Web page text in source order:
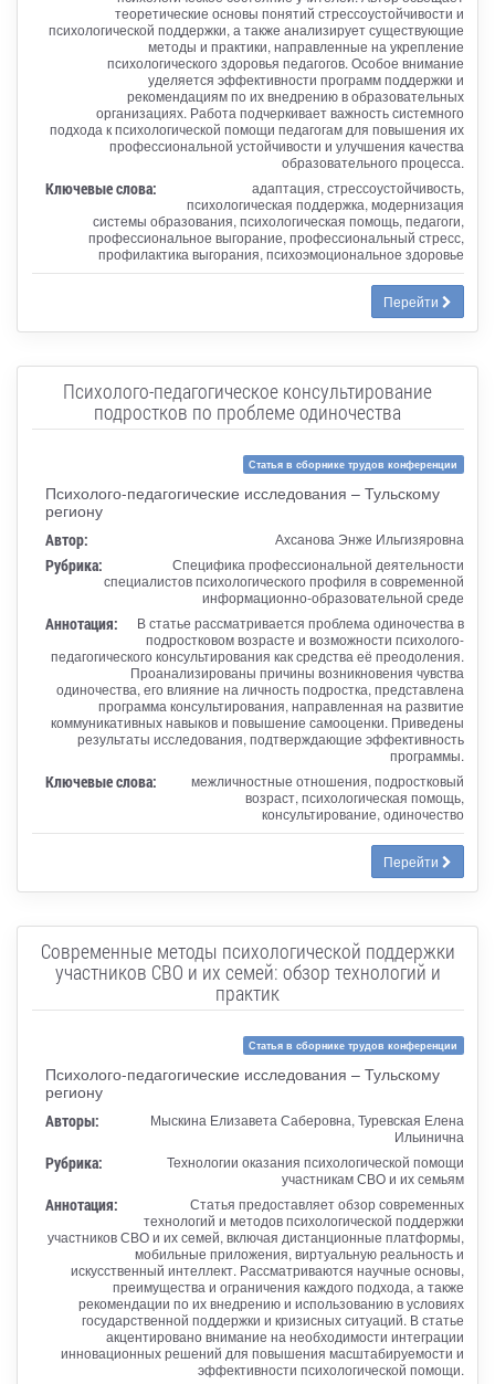
теоретические основы понятий стрессоустойчивости и
психологической поддержки, а также анализирует существующие
методы и практики, направленные на укрепление
психологического здоровья педагогов. Особое внимание
уделяется эффективности программ поддержки и
рекомендациям по их внедрению в образовательных
организациях. Работа подчеркивает важность системного
подхода к психологической помощи педагогам для повышения их
профессиональной устойчивости и улучшения качества
образовательного процесса.
Ключевые слова:
адаптация, стрессоустойчивость,
психологическая поддержка, модернизация
системы образования, психологическая помощь, педагоги,
профессиональное выгорание, профессиональный стресс,
профилактика выгорания, психоэмоциональное здоровье
Перейти
Психолого-педагогическое консультирование
подростков по проблеме одиночества
Статья в сборнике трудов конференции
Психолого-педагогические исследования – Тульскому
региону
Автор: Ахсанова Энже Ильгизяровна
Рубрика:
Специфика профессиональной деятельности
специалистов психологического профиля в современной
информационно-образовательной среде
Аннотация:
В статье рассматривается проблема одиночества в
подростковом возрасте и возможности психолого-
педагогического консультирования как средства её преодоления.
Проанализированы причины возникновения чувства
одиночества, его влияние на личность подростка, представлена
программа консультирования, направленная на развитие
коммуникативных навыков и повышение самооценки. Приведены
результаты исследования, подтверждающие эффективность
программы.
Ключевые слова:
межличностные отношения, подростковый
возраст, психологическая помощь,
консультирование, одиночество
Перейти
Современные методы психологической поддержки
участников СВО и их семей: обзор технологий и
практик
Статья в сборнике трудов конференции
Психолого-педагогические исследования – Тульскому
региону
Авторы:
Мыскина Елизавета Саберовна, Туревская Елена
Ильинична
Рубрика:
Технологии оказания психологической помощи
участникам СВО и их семьям
Аннотация:
Статья предоставляет обзор современных
технологий и методов психологической поддержки
участников СВО и их семей, включая дистанционные платформы,
мобильные приложения, виртуальную реальность и
искусственный интеллект. Рассматриваются научные основы,
преимущества и ограничения каждого подхода, а также
рекомендации по их внедрению и использованию в условиях
государственной поддержки и кризисных ситуаций. В статье
акцентировано внимание на необходимости интеграции
инновационных решений для повышения масштабируемости и
эффективности психологической помощи.